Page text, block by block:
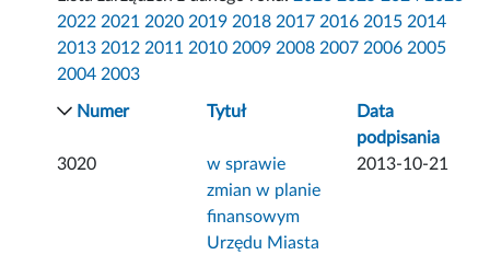
2022 2021 2020 2019 2018 2017 2016 2015 2014
2013 2012 2011 2010 2009 2008 2007 2006 2005
2004 2003
Numer Tytuł
Data
podpisania
3020
w sprawie
zmian w planie
finansowym
Urzędu Miasta
2013-10-21